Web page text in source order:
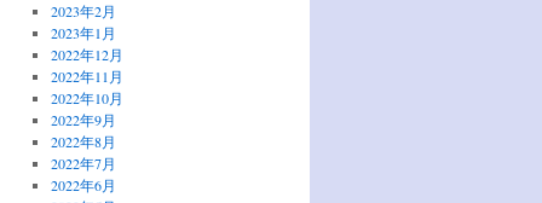
2023年2月
2023年1月
2022年12月
2022年11月
2022年10月
2022年9月
2022年8月
2022年7月
2022年6月